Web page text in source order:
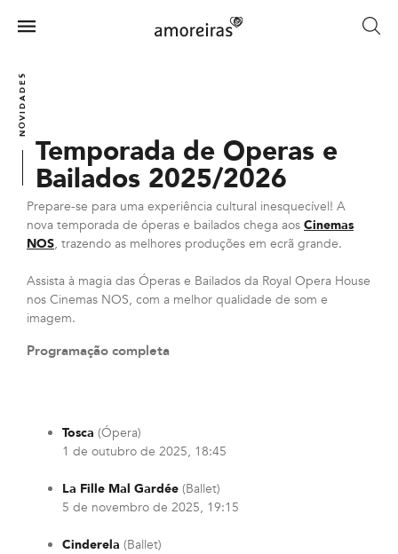
mainMenu
NOVIDADES
Temporada de Operas e
Bailados 2025/2026
Prepare-se para uma experiência cultural inesquecível! A
nova temporada de óperas e bailados chega aos Cinemas
NOS, trazendo as melhores produções em ecrã grande.
Assista à magia das Óperas e Bailados da Royal Opera House
nos Cinemas NOS, com a melhor qualidade de som e
imagem.
Programação completa
Tosca (Ópera)
1 de outubro de 2025, 18:45
La Fille Mal Gardée (Ballet)
5 de novembro de 2025, 19:15
Cinderela (Ballet)